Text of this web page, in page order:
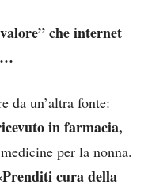
che internet
da un’altra fonte:
in farmacia,
per la nonna.
cura della